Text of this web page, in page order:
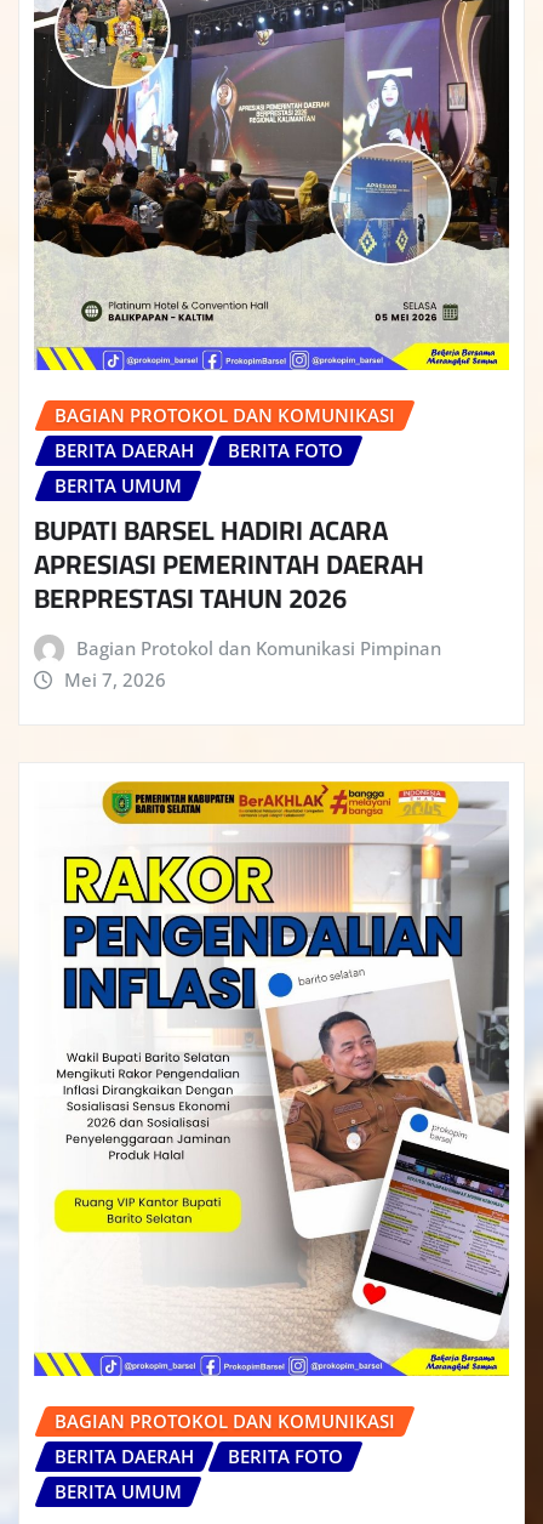
BAGIAN PROTOKOL DAN KOMUNIKASI
BERITA DAERAH
BERITA FOTO
BERITA UMUM
BUPATI BARSEL HADIRI ACARA
APRESIASI PEMERINTAH DAERAH
BERPRESTASI TAHUN 2026
Bagian Protokol dan Komunikasi Pimpinan
Mei 7, 2026
BAGIAN PROTOKOL DAN KOMUNIKASI
BERITA DAERAH
BERITA FOTO
BERITA UMUM